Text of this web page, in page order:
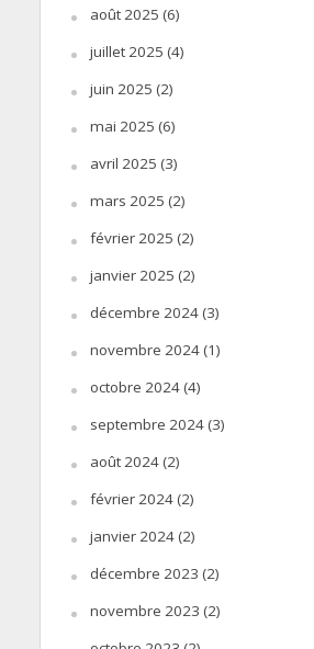
août 2025 (6)
juillet 2025 (4)
juin 2025 (2)
mai 2025 (6)
avril 2025 (3)
mars 2025 (2)
février 2025 (2)
janvier 2025 (2)
décembre 2024(3)
novembre 2024(1)
octobre 2024(4)
septembre 2024(3)
août 2024(2)
février 2024(2)
janvier 2024(2)
décembre 2023 (2)
novembre 2023 (2)